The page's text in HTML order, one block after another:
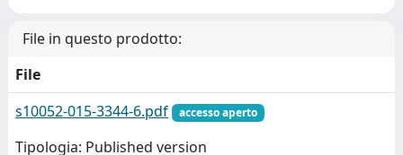
File in questo prodotto:
File
s10052-015-3344-6.pdf
accesso aperto
Tipologia: Published version